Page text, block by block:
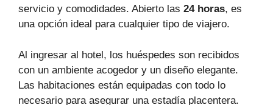
servicio y comodidades. Abierto las 24 horas, es
una opción ideal para cualquier tipo de viajero.
Al ingresar al hotel, los huéspedes son recibidos
con un ambiente acogedor y un diseño elegante.
Las habitaciones están equipadas con todo lo
necesario para asegurar una estadía placentera.